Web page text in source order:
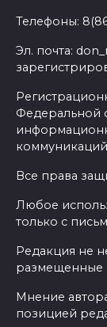
Телефоны:
Эл. почта:
Федеральной
коммуникаций
Все права
Любое
только с
Редакция не
размещенные
Мнение
позицией